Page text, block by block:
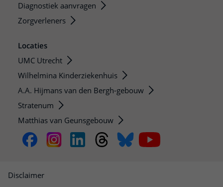
Diagnostiek aanvragen
Zorgverleners
Locaties
UMC Utrecht
Wilhelmina Kinderziekenhuis
A.A. Hijmans van den Bergh-gebouw
Stratenum
Matthias van Geunsgebouw
Disclaimer